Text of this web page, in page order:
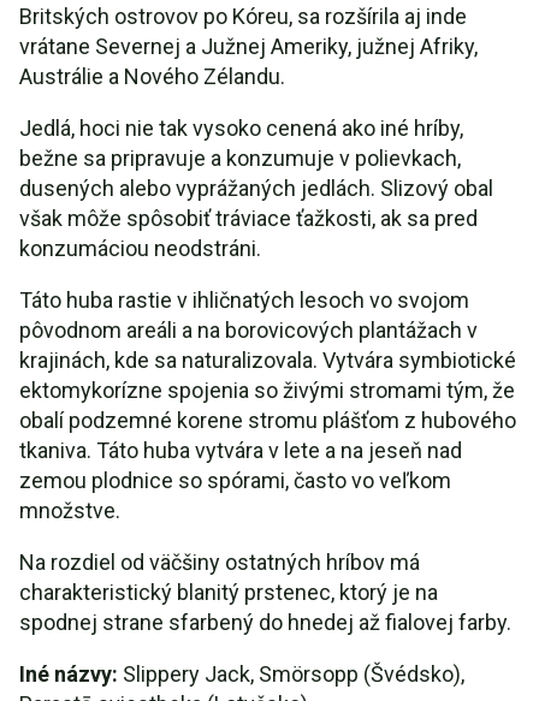
Britských ostrovov po Kóreu, sa rozšírila aj inde
vrátane Severnej a Južnej Ameriky, južnej Afriky,
Austrálie a Nového Zélandu.
Jedlá, hoci nie tak vysoko cenená ako iné hríby,
bežne sa pripravuje a konzumuje v polievkach,
dusených alebo vyprážaných jedlách. Slizový obal
však môže spôsobiť tráviace ťažkosti, ak sa pred
konzumáciou neodstráni.
Táto huba rastie v ihličnatých lesoch vo svojom
pôvodnom areáli a na borovicových plantážach v
krajinách, kde sa naturalizovala. Vytvára symbiotické
ektomykorízne spojenia so živými stromami tým, že
obalí podzemné korene stromu plášťom z hubového
tkaniva. Táto huba vytvára v lete a na jeseň nad
zemou plodnice so spórami, často vo veľkom
množstve.
Na rozdiel od väčšiny ostatných hríbov má
charakteristický blanitý prstenec, ktorý je na
spodnej strane sfarbený do hnedej až fialovej farby.
Iné názvy: Slippery Jack, Smörsopp (Švédsko),